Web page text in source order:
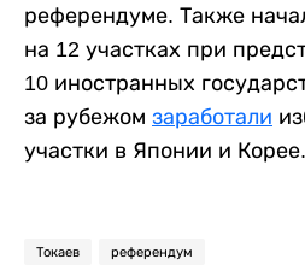
референдуме. Также
на 12 участках при
10 иностранных
за рубежом заработали
участки в Японии и Корее.
Токаев референдум